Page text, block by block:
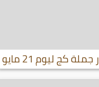
كج ليوم 21 مايو